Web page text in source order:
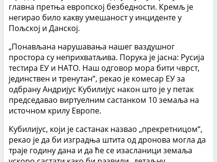
главна претња европској безбедности. Кремљ је
негирао било какву умешаност у инциденте у
Пољској и Данској.
„Понављана нарушавања нашег ваздушног
простора су неприхватљива. Порука је јасна: Русија
тестира ЕУ и НАТО. Наш одговор мора бити чврст,
јединствен и тренутан“, рекао је комесар ЕУ за
одбрану Андријус Кубилијус након што је у петак
председавао виртуелним састанком 10 земаља на
источном крилу Европе.
Кубилијус, који је састанак назвао „прекретницом“,
рекао је да би изградња штита од дронова могла да
траје годину дана и да ће се изасланици земаља